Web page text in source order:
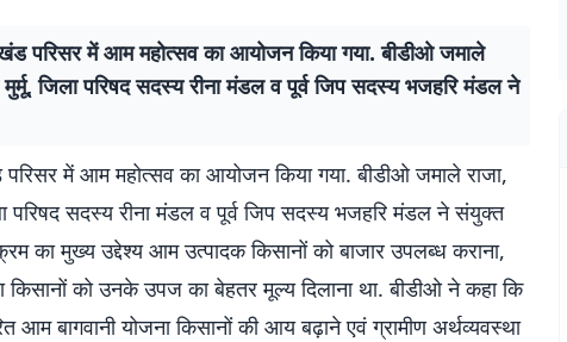
परिसर में आम महोत्सव का आयोजन किया गया. बीडीओ जमाले
मुर्मू, जिला परिषद सदस्य रीना मंडल व पूर्व जिप सदस्य भजहरि मंडल ने
में आम महोत्सव का आयोजन किया गया. बीडीओ जमाले राजा,
परिषद सदस्य रीना मंडल व पूर्व जिप सदस्य भजहरि मंडल ने संयुक्त
का मुख्य उद्देश्य आम उत्पादक किसानों को बाजार उपलब्ध कराना,
किसानों को उनके उपज का बेहतर मूल्य दिलाना था. बीडीओ ने कहा कि
आम बागवानी योजना किसानों की आय बढ़ाने एवं ग्रामीण अर्थव्यवस्था